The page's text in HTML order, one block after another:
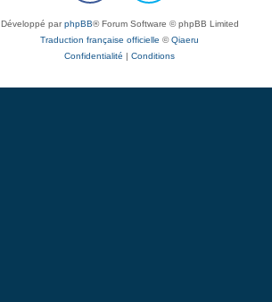
Développé parphpBB® Forum Software © phpBB Limited
Traduction française officielle ©Qiaeru
Confidentialité | Conditions